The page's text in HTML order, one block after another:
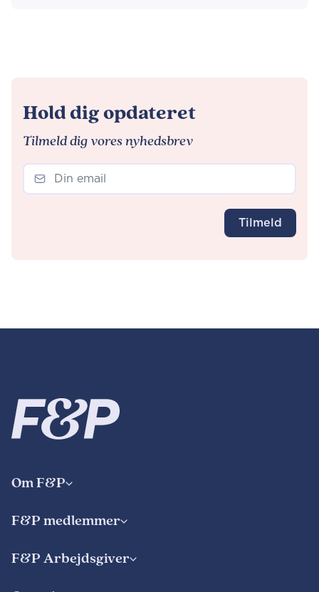
Hold dig opdateret
Tilmeld dig vores nyhedsbrev
Tilmeld
Om F&P
F&P medlemmer
F&P Arbejdsgiver